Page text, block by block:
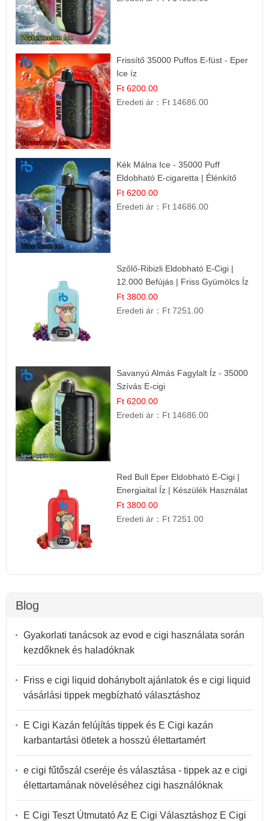
Frissítő 35000 Puffos E-füst - Eper
Ice íz
Ft 6200.00
Eredeti ár： Ft 14686.00
Kék Málna Ice - 35000 Puff
Eldobható E-cigaretta | Élénkítő
Gyümölcsös Frissesség!
Ft 6200.00
Eredeti ár： Ft 14686.00
Szőlő-Ribizli Eldobható E-Cigi |
12.000 Befújás | Friss Gyümölcs Íz
Ft 3800.00
Eredeti ár： Ft 7251.00
Savanyú Almás Fagylalt Íz - 35000
Szívás E-cigi
Ft 6200.00
Eredeti ár： Ft 14686.00
Red Bull Eper Eldobható E-Cigi |
Energiaital Íz | Készülék Használat
Ft 3800.00
Eredeti ár： Ft 7251.00
Blog
Gyakorlati tanácsok az evod e cigi használata során
kezdőknek és haladóknak
Friss e cigi liquid dohánybolt ajánlatok és e cigi liquid
vásárlási tippek megbízható választáshoz
E Cigi Kazán felújítás tippek és E Cigi kazán
karbantartási ötletek a hosszú élettartamért
e cigi fűtőszál cseréje és választása - tippek az e cigi
élettartamának növeléséhez cigi használóknak
E Cigi Teszt Útmutató Az E Cigi Választáshoz E Cigi